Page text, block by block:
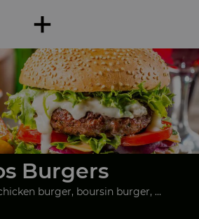
+
Burgers
burger, boursin burger, ...